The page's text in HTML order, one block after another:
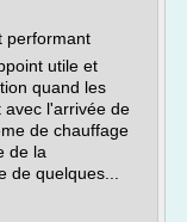
performant
utile et
quand les
avec l'arrivée de
de chauffage
de la
quelques...